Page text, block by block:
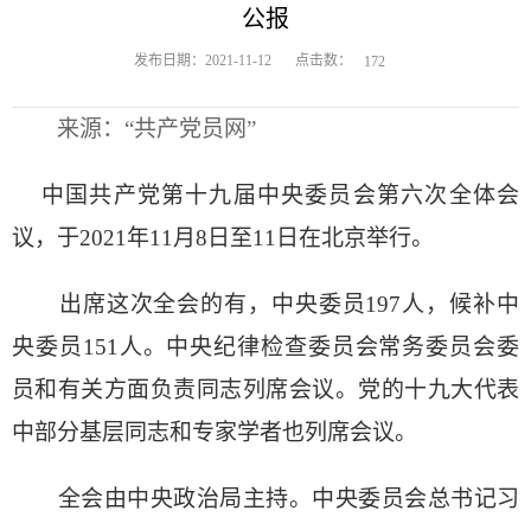
公报
发布日期：2021-11-12 点击数： 172
来源：“共产党员网”
中国共产党第十九届中央委员会第六次全体会
议，于2021年11月8日至11日在北京举行。
出席这次全会的有，中央委员197人，候补中
央委员151人。中央纪律检查委员会常务委员会委
员和有关方面负责同志列席会议。党的十九大代表
中部分基层同志和专家学者也列席会议。
全会由中央政治局主持。中央委员会总书记习